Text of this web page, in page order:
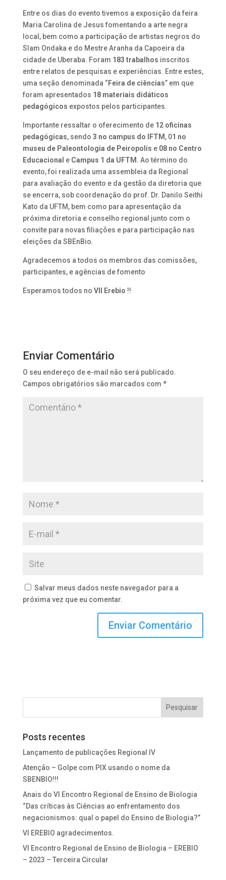
Entre os dias do evento tivemos a exposição da feira
Maria Carolina de Jesus fomentando a arte negra
local, bem como a participação de artistas negros do
Slam Ondaka e do Mestre Aranha da Capoeira da
cidade de Uberaba. Foram 183 trabalhos inscritos
entre relatos de pesquisas e experiências. Entre estes,
uma seção denominada “ Feira de ciências” em que
foram apresentados 18 materiais didáticos
pedagógicos expostos pelos participantes.
Importante ressaltar o oferecimento de12 oficinas
pedagógicas, sendo 3 no campus do IFTM , 01 no
museu de Paleontologia de Peiropolis e 08 no Centro
Educacional e Campus 1 da UFTM . Ao término do
evento, foi realizada uma assembleia da Regional
para avaliação do evento e da gestão da diretoria que
se encerra, sob coordenação do prof. Dr. Danilo Seithi
Kato da UFTM, bem como para apresentação da
próxima diretoria e conselho regional junto com o
convite para novas filiações e para participação nas
eleições da SBEnBio.
Agradecemos a todos os membros das comissões,
participantes, e agências de fomento
Esperamos todos no VII Erebio !!
Enviar Comentário
O seu endereço de e-mail não será publicado.
Campos obrigatórios são marcados com *
Salvar meus dados neste navegador para a
próxima vez que eu comentar.
Posts recentes
Lançamento de publicações Regional IV
Atenção – Golpe com PIX usando o nome da
SBENBIO!!!
Anais do VI Encontro Regional de Ensino de Biologia
“Das críticas às Ciências ao enfrentamento dos
negacionismos: qual o papel do Ensino de Biologia?”
VI EREBIO agradecimentos.
VI Encontro Regional de Ensino de Biologia – EREBIO
– 2023 – Terceira Circular